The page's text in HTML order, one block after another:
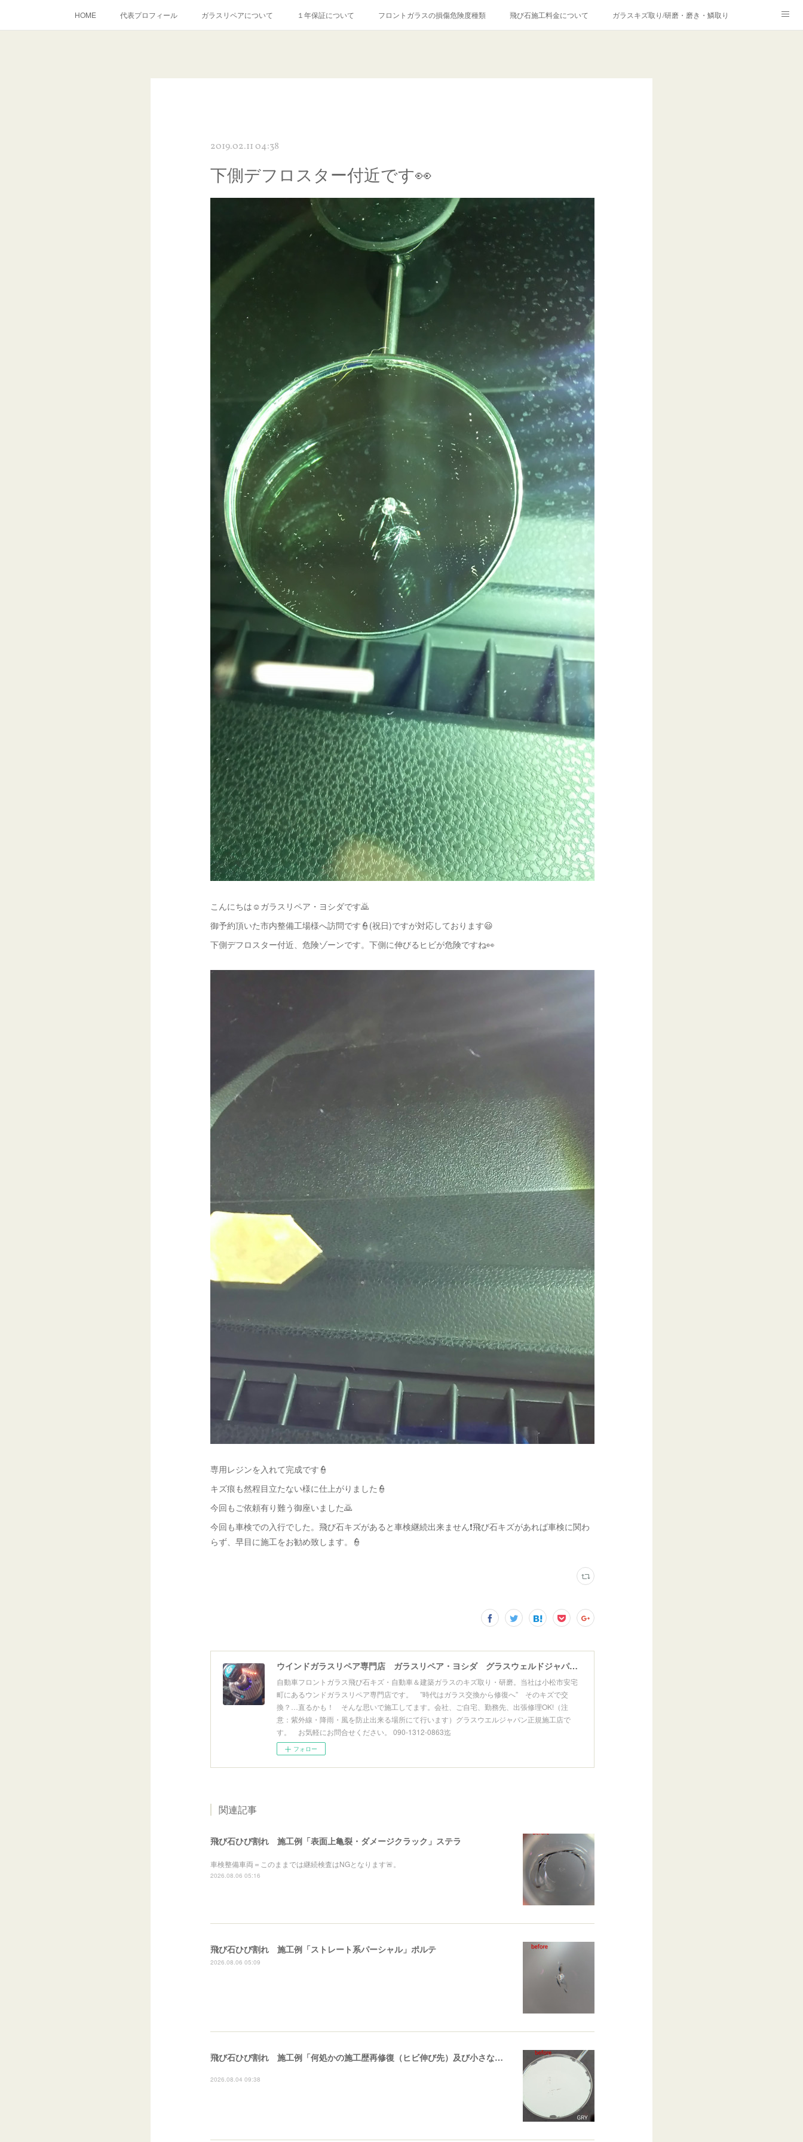
HOME 代表プロフィール ガラスリペアについて １年保証について フロントガラスの損傷危険度種類 飛び石施工料金について ガラスキズ取り/研磨・磨き・鱗取り
2019.02.11 04:38
下側デフロスター付近です👀
こんにちは☺ガラスリペア・ヨシダです🙇
御予約頂いた市内整備工場様へ訪問です👮(祝日)ですが対応しております😃
下側デフロスター付近、危険ゾーンです。下側に伸びるヒビが危険ですね👀
専用レジンを入れて完成です👮
キズ痕も然程目立たない様に仕上がりました👮
今回もご依頼有り難う御座いました🙇
今回も車検での入行でした。飛び石キズがあると車検継続出来ません❗飛び石キズがあれば車検に関わ
らず、早目に施工をお勧め致します。👮
ウインドガラスリペア専門店 ガラスリペア・ヨシダ グラスウェルドジャパン 正規施工店 小松市
自動車フロントガラス飛び石キズ・自動車＆建築ガラスのキズ取り・研磨。当社は小松市安宅
町にあるウンドガラスリペア専門店です。 ”時代はガラス交換から修復へ” そのキズで交
換？…直るかも！ そんな思いで施工してます。会社、ご自宅、勤務先、出張修理OK!（注
意：紫外線・降雨・風を防止出来る場所にて行います）グラスウエルジャパン正規施工店で
す。 お気軽にお問合せください。 090-1312-0863迄
フォロー
関連記事
飛び石ひび割れ 施工例「表面上亀裂・ダメージクラック」ステラ
車検整備車両＝このままでは継続検査はNGとなります🚨。
2026.08.06 05:16
飛び石ひび割れ 施工例「ストレート系パーシャル」ポルテ
2026.08.06 05:09
飛び石ひび割れ 施工例「何処かの施工歴再修復（ヒビ伸び先）及び小さなひび割れ」スイフト
2026.08.04 09:38